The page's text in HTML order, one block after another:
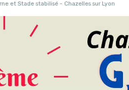
et Stade stabilisé - Chazelles sur Lyon